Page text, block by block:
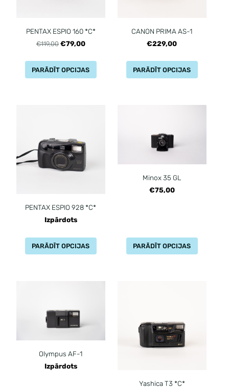
PENTAX ESPIO 160 *C*
€119,00 €79,00
PARĀDĪT OPCIJAS
CANON PRIMA AS-1
€229,00
PARĀDĪT OPCIJAS
PENTAX ESPIO 928 *C*
Izpārdots
PARĀDĪT OPCIJAS
Minox 35 GL
€75,00
PARĀDĪT OPCIJAS
Olympus AF-1
Izpārdots
Yashica T3 *C*